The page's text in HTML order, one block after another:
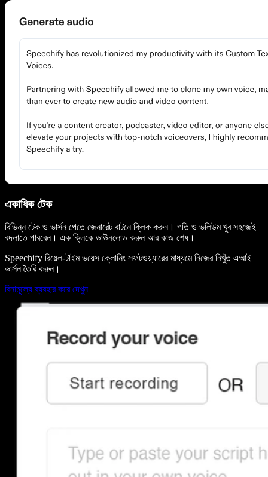
একাধিক টেক
বিভিন্ন টেক ও ভার্সন পেতে জেনারেট বাটনে ক্লিক করুন। গতি ও ভলিউম খুব সহজেই
বদলাতে পারবেন। এক ক্লিকে ডাউনলোড করুন আর কাজ শেষ।
Speechify রিয়েল-টাইম ভয়েস ক্লোনিং সফটওয়্যারের মাধ্যমে নিজের নিখুঁত এআই
ভার্সন তৈরি করুন।
বিনামূল্যে ব্যবহার করে দেখুন